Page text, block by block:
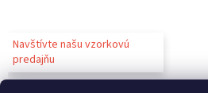
Navštívte našu vzorkovú
predajňu